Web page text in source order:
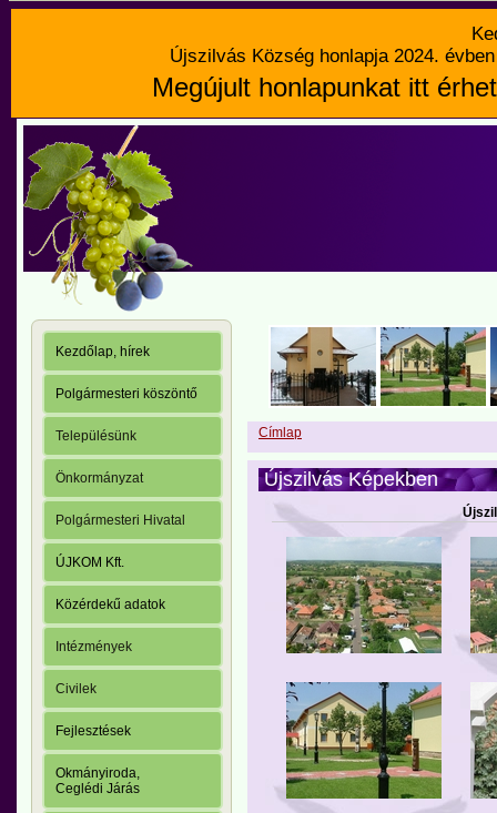
Újszilvás Község honlapja 2024.
Megújult honlapunkat itt
Kezdőlap, hírek
Polgármesteri köszöntő
Településünk
Önkormányzat
Polgármesteri Hivatal
ÚJKOM Kft.
Közérdekű adatok
Intézmények
Civilek
Fejlesztések
Okmányiroda,
Ceglédi Járás
Címlap
Újszilvás Képekben